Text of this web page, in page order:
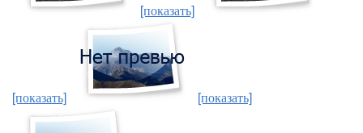
[показать]
[показать] [показать]